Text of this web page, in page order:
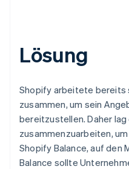
Lösung
Shopify arbeitete bereits
zusammen, um sein
bereitzustellen. Daher
zusammenzuarbeiten,
Shopify Balance, auf den
Balance sollte